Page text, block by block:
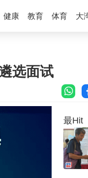
健康 教育 体育 大
选面试
最Hit